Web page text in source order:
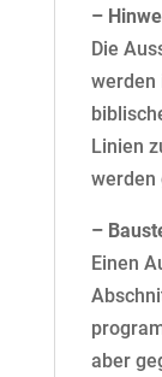
–
Die
werden
Linien
werden
–
Einen
aber